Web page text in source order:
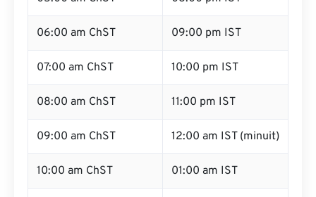
06:00 am ChST 09:00 pm IST
07:00 am ChST 10:00 pm IST
08:00 am ChST 11:00 pm IST
09:00 am ChST 12:00 am IST (minuit)
10:00 am ChST 01:00 am IST